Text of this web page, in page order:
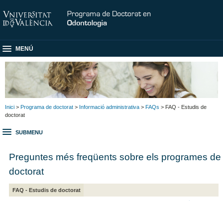
MENÚ
Inici > Programa de doctorat > Informació administrativa > FAQs > FAQ - Estudis de
doctorat
SUBMENU
Preguntes més freqüents sobre els programes de
doctorat
FAQ - Estudis de doctorat